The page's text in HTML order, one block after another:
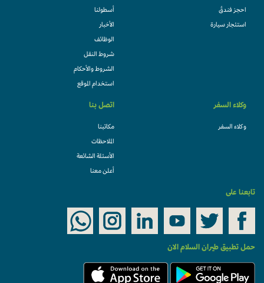
احجز فندقً
استئجار سيارة
أسطولنا
الأخبار
الوظائف
شروط النقل
الشروط والأحكام
استخدام الموقع
وكلاء السفر
وكلاء السفر
اتصل بنا
مكاتبنا
الملاحظات
الأسئلة الشائعة
أعلن معنا
تابعنا على
حمل تطبيق طيران السلام الان